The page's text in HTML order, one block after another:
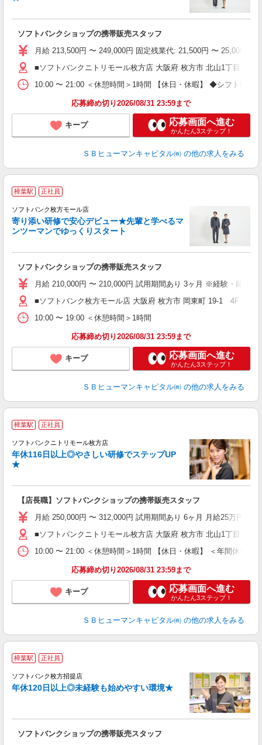
ソフトバンクショップの携帯販売スタッフ
月給 213,500円 〜 249,000円 固定残業代: 21,500円 〜 25,000円
■ソフトバンクニトリモール枚方店 大阪府 枚方市 北山1丁目 2‐1
10:00 〜 21:00 ＜休憩時間＞1時間 【休日・休暇】 ◆シフト制
応募締め切り2026/08/31 23:59まで
キープ 応募画面へ進む
かんたん3ステップ！
ＳＢヒューマンキャピタル㈱ の他の求人をみる
樟葉駅 正社員
ソフトバンク枚方モール店
寄り添い研修で安心デビュー★先輩と学べるマ
ンツーマンでゆっくりスタート
ソフトバンクショップの携帯販売スタッフ
月給 210,000円 〜 210,000円 試用期間あり 3ヶ月 ※経験・能力
■ソフトバンク枚方モール店 大阪府 枚方市 岡東町 19‐1 4F
10:00 〜 19:00 ＜休憩時間＞1時間
応募締め切り2026/08/31 23:59まで
キープ 応募画面へ進む
かんたん3ステップ！
ＳＢヒューマンキャピタル㈱ の他の求人をみる
樟葉駅 正社員
ソフトバンクニトリモール枚方店
年休116日以上◎やさしい研修でステップUP
★
【店長職】ソフトバンクショップの携帯販売スタッフ
月給 250,000円 〜 312,000円 試用期間あり 6ヶ月 月給25万円以
■ソフトバンクニトリモール枚方店 大阪府 枚方市 北山1丁目 2‐1
10:00 〜 21:00 ＜休憩時間＞1時間 【休日・休暇】 ＜年間休日
応募締め切り2026/08/31 23:59まで
キープ 応募画面へ進む
かんたん3ステップ！
ＳＢヒューマンキャピタル㈱ の他の求人をみる
樟葉駅 正社員
ソフトバンク枚方招提店
年休120日以上◎未経験も始めやすい環境★
ソフトバンクショップの携帯販売スタッフ